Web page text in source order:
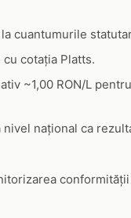
cuantumurile
cotația Platts.
~1,00 RON/L
național ca